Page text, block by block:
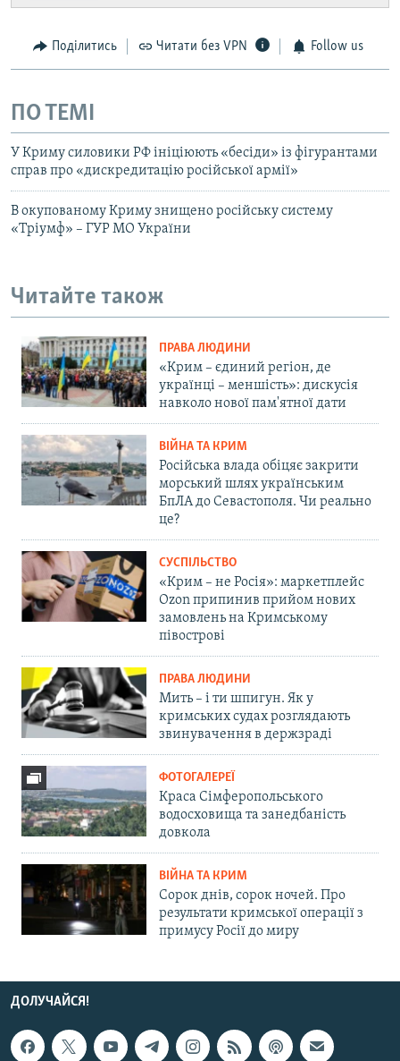
Поділитись Читати без VPN Follow us
ПО ТЕМІ
У Криму силовики РФ ініціюють «бесіди» із фігурантами
справ про «дискредитацію російської армії»
В окупованому Криму знищено російську систему
«Тріумф» – ГУР МО України
Читайте також
ПРАВА ЛЮДИНИ
«Крим – єдиний регіон, де
українці – меншість»: дискусія
навколо нової пам'ятної дати
ВІЙНА ТА КРИМ
Російська влада обіцяє закрити
морський шлях українським
БпЛА до Севастополя. Чи реально
це?
СУСПІЛЬСТВО
«Крим – не Росія»: маркетплейс
Ozon припинив прийом нових
замовлень на Кримському
півострові
ПРАВА ЛЮДИНИ
Мить – і ти шпигун. Як у
кримських судах розглядають
звинувачення в держзраді
ФОТОГАЛЕРЕЇ
Краса Сімферопольського
водосховища та занедбаність
довкола
ВІЙНА ТА КРИМ
Сорок днів, сорок ночей. Про
результати кримської операції з
примусу Росії до миру
ДОЛУЧАЙСЯ!